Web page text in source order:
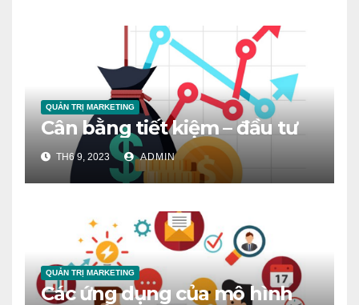
QUẢN TRỊ MARKETING
Cân bằng tiết kiệm – đầu tư
TH6 9, 2023 ADMIN
QUẢN TRỊ MARKETING
Các ứng dụng của mô hình